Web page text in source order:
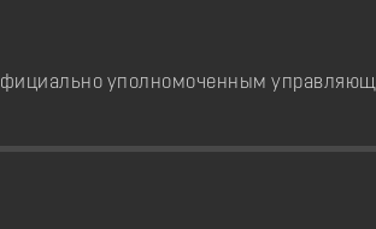
уполномоченным